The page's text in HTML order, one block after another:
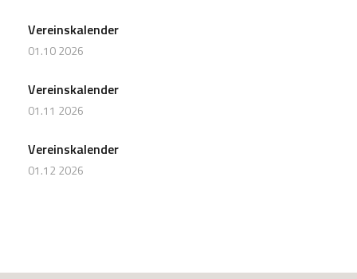
Vereinskalender
01.10 2026
Vereinskalender
01.11 2026
Vereinskalender
01.12 2026